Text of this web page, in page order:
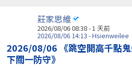
莊家思維
2026/08/06 08:38 - 1 天前
2026/08/06 14:13 - Hsienweilee
2026/08/06 《跳空開高千點
下關一防守》